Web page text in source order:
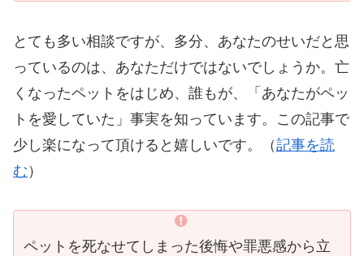
とても多い相談ですが、多分、あなたのせいだと思
っているのは、あなただけではないでしょうか。亡
くなったペットをはじめ、誰もが、「あなたがペッ
トを愛していた」事実を知っています。この記事で
少し楽になって頂けると嬉しいです。（記事を読
む ）
ペットを死なせてしまった後悔や罪悪感から立